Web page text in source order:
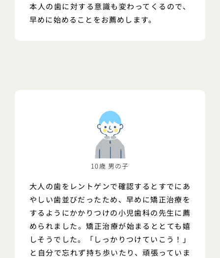
本人の歯に対する意識も変わってくるので、
早めに始めることをお薦めします。
10歳 男の子
大人の歯をレントゲンで確認するとすでにあ
やしい歯並びだったため、早めに矯正治療を
するようにかかりつけの小児歯科の先生に薦
められました。矯正治療が始まるととても嬉
しそうでした。「しっかりつけていこう！」
と自分で忘れず持ち歩いたり、頑張っていま